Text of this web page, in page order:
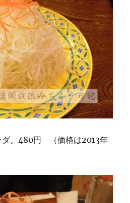
ダ。480円 （価格は2013年